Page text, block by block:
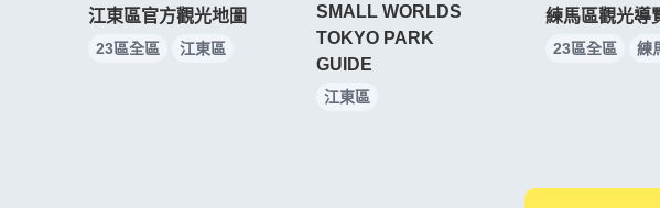
江東區官方觀光地圖
23區全區 江東區
SMALL WORLDS
TOKYO PARK
GUIDE
江東區
練馬區觀光導
23區全區 練